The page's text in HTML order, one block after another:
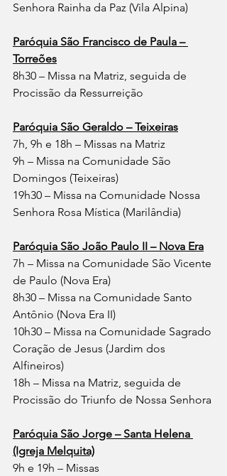
Senhora Rainha da Paz (Vila Alpina)
Paróquia São Francisco de Paula –
Torreões
8h30 – Missa na Matriz, seguida de
Procissão da Ressurreição
Paróquia São Geraldo – Teixeiras
7h, 9h e 18h – Missas na Matriz
9h – Missa na Comunidade São
Domingos (Teixeiras)
19h30 – Missa na Comunidade Nossa
Senhora Rosa Mística (Marilândia)
Paróquia São João Paulo II – Nova Era
7h – Missa na Comunidade São Vicente
de Paulo (Nova Era)
8h30 – Missa na Comunidade Santo
Antônio (Nova Era II)
10h30 – Missa na Comunidade Sagrado
Coração de Jesus (Jardim dos
Alfineiros)
18h – Missa na Matriz, seguida de
Procissão do Triunfo de Nossa Senhora
Paróquia São Jorge – Santa Helena
(Igreja Melquita)
9h e 19h – Missas